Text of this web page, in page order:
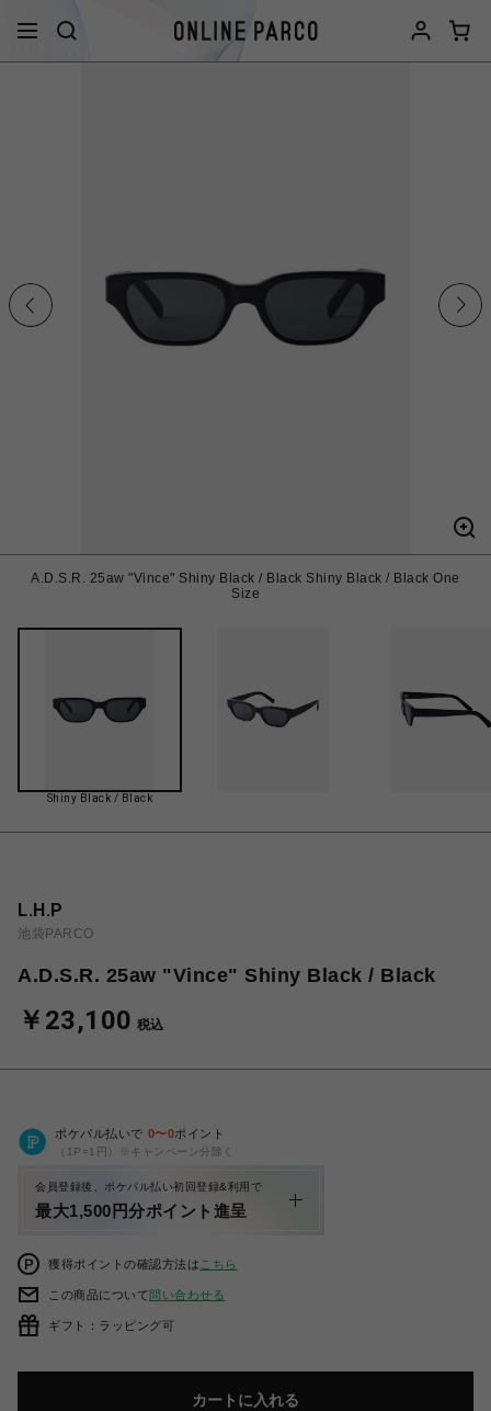
A.D.S.R. 25aw "Vince" Shiny Black / Black Shiny Black / Black One
Size
Shiny Black / Black
L.H.P
池袋PARCO
A.D.S.R. 25aw "Vince" Shiny Black / Black
￥23,100 税込
ポケパル払いで 0〜0ポイント
（1P=1円）※キャンペーン分除く
会員登録後、ポケパル払い初回登録&利用で
最大1,500円分ポイント進呈
獲得ポイントの確認方法は こちら
この商品について問い合わせる
ギフト：ラッピング可
カートに入れる